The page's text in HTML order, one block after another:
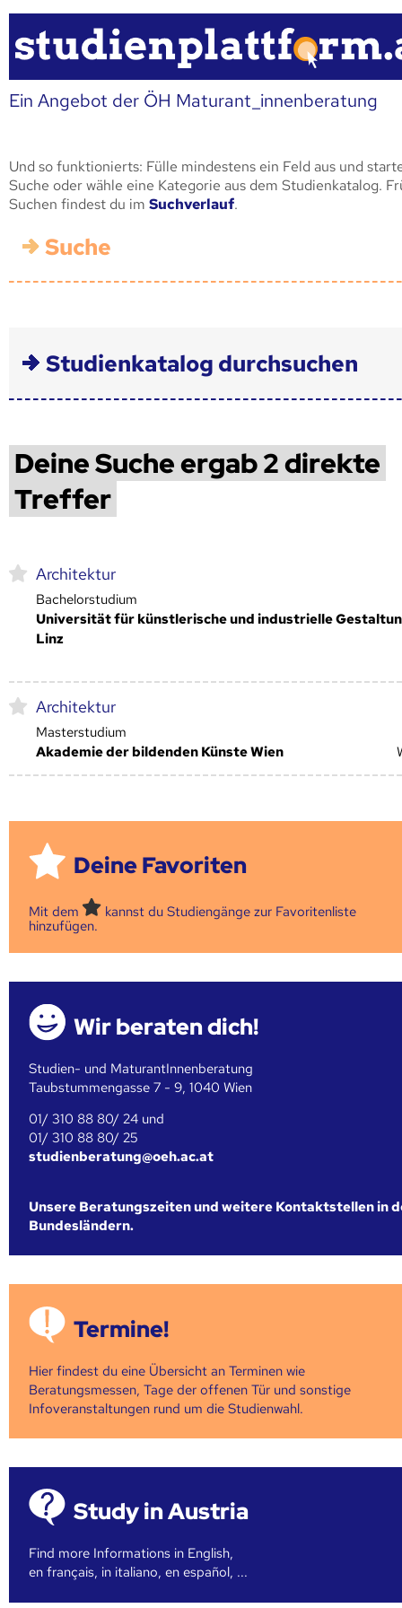
Ein Angebot der ÖH Maturant_innenberatung
Und so funktionierts: Fülle mindestens ein Feld aus und
Suche oder wähle eine Kategorie aus dem Studienkatalog.
Suchen findest du im Suchverlauf.
Suche
Studienkatalog durchsuchen
Deine Suche ergab 2 direkte
Treffer
Architektur
Bachelorstudium
Universität für künstlerische und industrielle
Linz
Architektur
Masterstudium
Akademie der bildenden Künste Wien
Deine Favoriten
Mit dem
kannst du Studiengänge zur Favoritenliste
hinzufügen.
Wir beraten dich!
Studien- und MaturantInnenberatung
Taubstummengasse 7 - 9, 1040 Wien
01/ 310 88 80/ 24 und
01/ 310 88 80/ 25
studienberatung@oeh.ac.at
Unsere Beratungszeiten und weitere Kontaktstellen in
Bundesländern.
Termine!
Hier findest du eine Übersicht an Terminen wie
Beratungsmessen, Tage der offenen Tür und sonstige
Infoveranstaltungen rund um die Studienwahl.
Study in Austria
Find more Informations in English,
en français, in italiano, en español, ...